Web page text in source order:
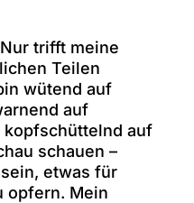
trifft meine
Teilen
wütend auf
auf
kopfschüttelnd auf
schauen –
etwas für
opfern. Mein